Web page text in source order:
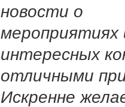
новости о
мероприятиях
интересных
отличными
Искренне